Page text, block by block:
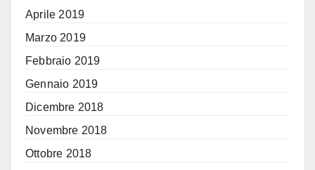
Aprile 2019
Marzo 2019
Febbraio 2019
Gennaio 2019
Dicembre 2018
Novembre 2018
Ottobre 2018